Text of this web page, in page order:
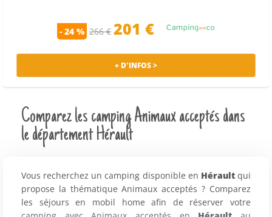
- 24 % 266 € 201 €
+ D'INFOS >
Comparez les camping Animaux acceptés dans
le département Hérault
Vous recherchez un camping disponible en Héraultqui
propose la thématique Animaux acceptés ? Comparez
les séjours en mobil home afin de réserver votre